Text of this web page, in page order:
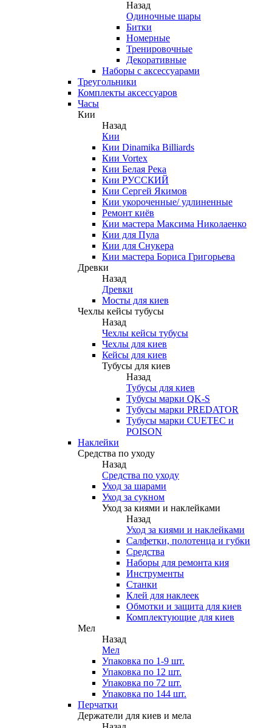
Назад
Одиночные шары
Битки
Номерные
Тренировочные
Декоративные
Наборы с аксессуарами
Треугольники
Комплекты аксессуаров
Часы
Кии
Назад
Кии
Кии Dinamika Billiards
Кии Vortex
Кии Белая Река
Кии РУССКИЙ
Кии Сергей Якимов
Кии укороченные/ удлиненные
Ремонт киёв
Кии мастера Максима Николаенко
Кии для Пула
Кии для Снукера
Кии мастера Бориса Григорьева
Древки
Назад
Древки
Мосты для киев
Чехлы кейсы тубусы
Назад
Чехлы кейсы тубусы
Чехлы для киев
Кейсы для киев
Тубусы для киев
Назад
Тубусы для киев
Тубусы марки QK-S
Тубусы марки PREDATOR
Тубусы марки CUETEC и
POISON
Наклейки
Средства по уходу
Назад
Средства по уходу
Уход за шарами
Уход за сукном
Уход за киями и наклейками
Назад
Уход за киями и наклейками
Салфетки, полотенца и губки
Средства
Наборы для ремонта кия
Инструменты
Станки
Клей для наклеек
Обмотки и защита для киев
Комплектующие для киев
Мел
Назад
Мел
Упаковка по 1-9 шт.
Упаковка по 12 шт.
Упаковка по 72 шт.
Упаковка по 144 шт.
Перчатки
Держатели для киев и мела